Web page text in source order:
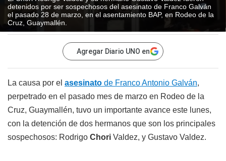
detenidos por ser sospechosos del asesinato de Franco Galván
el pasado 28 de marzo, en el asentamiento BAP, en Rodeo de la
Cruz, Guaymallén.
Agregar Diario UNO en
La causa por el asesinato de Franco Antonio Galván,
perpetrado en el pasado mes de marzo en Rodeo de la
Cruz, Guaymallén, tuvo un importante avance este lunes,
con la detención de dos hermanos que son los principales
sospechosos: Rodrigo Chori Valdez, y Gustavo Valdez.